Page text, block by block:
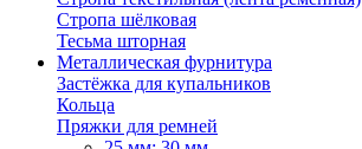
Стропа шёлковая
Тесьма шторная
Металлическая фурнитура
Застёжка для купальников
Кольца
Пряжки для ремней